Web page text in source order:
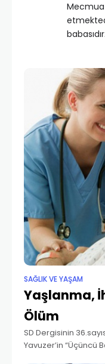
Mecmua
babasıdır.
SAĞLIK VE YAŞAM
Yaşlanma,
Ölüm
SD Dergisinin
Yavuzer’in “Üçüncü